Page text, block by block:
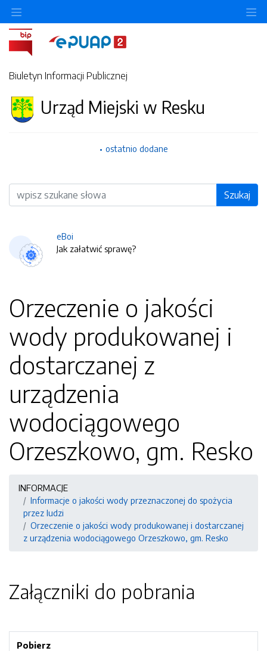
Biuletyn Informacji Publicznej
Urząd Miejski w Resku
ostatnio dodane
Wyszukiwarka Szukaj
eBoi
Jak załatwić sprawę?
Orzeczenie o jakości
wody produkowanej i
dostarczanej z
urządzenia
wodociągowego
Orzeszkowo, gm. Resko
INFORMACJE
Informacje o jakości wody przeznaczonej do spożycia
przez ludzi
Orzeczenie o jakości wody produkowanej i dostarczanej
z urządzenia wodociągowego Orzeszkowo, gm. Resko
Załączniki do pobrania
Pobierz